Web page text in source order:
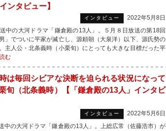
ンタビュー】
インタビュー
2022年5月8日
中の大河ドラマ「鎌倉殿の13人」。５月８日放送の第18回
」でついに平家が滅亡し、源頼朝（大泉洋）以下、源氏勢の
主人公・北条義時（小栗旬）にとっても大きな目標だった平
む
は毎回シビアな決断を迫られる状況になって
旬（北条義時）【「鎌倉殿の13人」インタビ
インタビュー
2022年5月6日
中の大河ドラマ「鎌倉殿の13人」。上総広常（佐藤浩市）が